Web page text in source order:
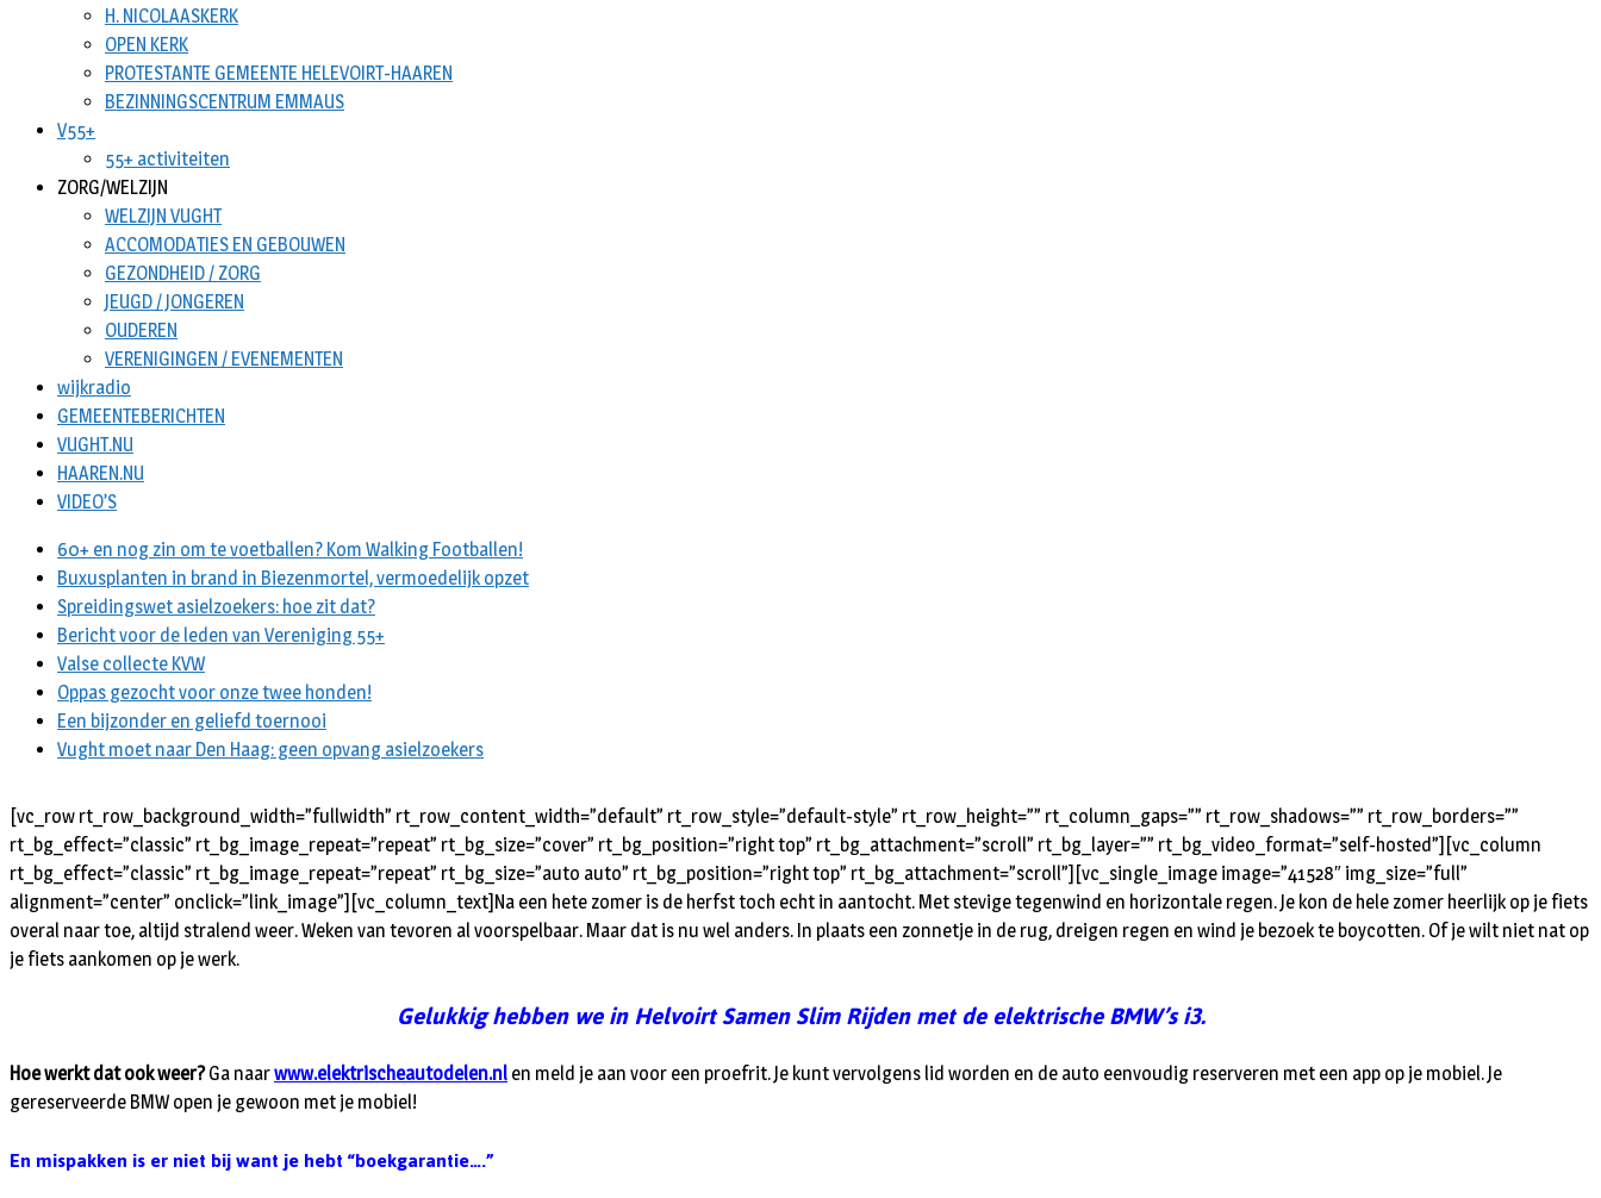
H. NICOLAASKERK
OPEN KERK
PROTESTANTE GEMEENTE HELEVOIRT-HAAREN
BEZINNINGSCENTRUM EMMAUS
V55+
55+ activiteiten
ZORG/WELZIJN
WELZIJN VUGHT
ACCOMODATIES EN GEBOUWEN
GEZONDHEID / ZORG
JEUGD / JONGEREN
OUDEREN
VERENIGINGEN / EVENEMENTEN
wijkradio
GEMEENTEBERICHTEN
VUGHT.NU
HAAREN.NU
VIDEO’S
60+ en nog zin om te voetballen? Kom Walking Footballen!
Buxusplanten in brand in Biezenmortel, vermoedelijk opzet
Spreidingswet asielzoekers: hoe zit dat?
Bericht voor de leden van Vereniging 55+
Valse collecte KVW
Oppas gezocht voor onze twee honden!
Een bijzonder en geliefd toernooi
Vught moet naar Den Haag: geen opvang asielzoekers
[vc_row rt_row_background_width=”fullwidth” rt_row_content_width=”default” rt_row_style=”default-style” rt_row_height=”” rt_column_gaps=”” rt_row_shadows=”” rt_row_borders=””
rt_bg_effect=”classic” rt_bg_image_repeat=”repeat” rt_bg_size=”cover” rt_bg_position=”right top” rt_bg_attachment=”scroll” rt_bg_layer=”” rt_bg_video_format=”self-hosted”][vc_column
rt_bg_effect=”classic” rt_bg_image_repeat=”repeat” rt_bg_size=”auto auto” rt_bg_position=”right top” rt_bg_attachment=”scroll”][vc_single_image image=”41528″ img_size=”full”
alignment=”center” onclick=”link_image”][vc_column_text]Na een hete zomer is de herfst toch echt in aantocht. Met stevige tegenwind en horizontale regen. Je kon de hele zomer heerlijk op je fiets
overal naar toe, altijd stralend weer. Weken van tevoren al voorspelbaar. Maar dat is nu wel anders. In plaats een zonnetje in de rug, dreigen regen en wind je bezoek te boycotten. Of je wilt niet nat op
je fiets aankomen op je werk.
Gelukkig hebben we in Helvoirt Samen Slim Rijden met de elektrische BMW’s i3.
Hoe werkt dat ook weer?Ga naarwww.elektrischeautodelen.nl en meld je aan voor een proefrit. Je kunt vervolgens lid worden en de auto eenvoudig reserveren met een app op je mobiel. Je
gereserveerde BMW open je gewoon met je mobiel!
En mispakken is er niet bij want je hebt “boekgarantie….”